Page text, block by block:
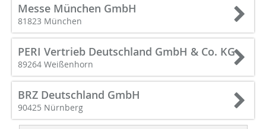
Messe München GmbH
81823 München
PERI Vertrieb Deutschland GmbH & Co. KG
89264 Weißenhorn
BRZ Deutschland GmbH
90425 Nürnberg